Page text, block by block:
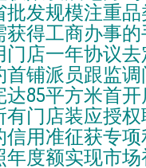
批发规模注重
获得工商办事
门店一年协议
首铺派员跟监
达85平方米首
有门店装应授
信用准征获专
年度额实现市